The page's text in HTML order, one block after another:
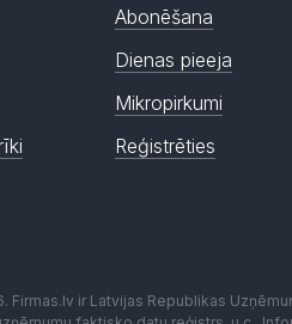
Abonēšana
Dienas pieeja
Mikropirkumi
Reģistrēties
ir Latvijas Republikas